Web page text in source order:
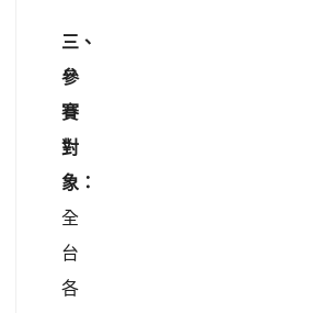
三、
參
賽
對
象：
全
台
各